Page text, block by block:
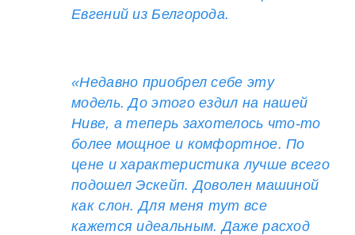
Евгений из Белгорода.
«Недавно приобрел себе эту
модель. До этого ездил на нашей
Ниве, а теперь захотелось что-то
более мощное и комфортное. По
цене и характеристика лучше всего
подошел Эскейп. Доволен машиной
как слон. Для меня тут все
кажется идеальным. Даже расход